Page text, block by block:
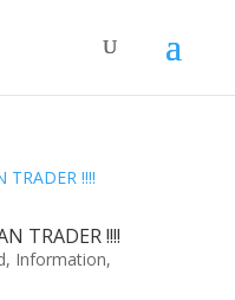
TRADER !!!!
, Information,